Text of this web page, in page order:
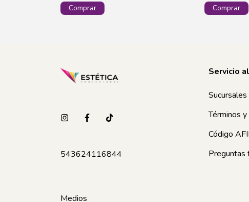
543624116844
Servicio
Sucursales
Términos
Código
Preguntas
Medios